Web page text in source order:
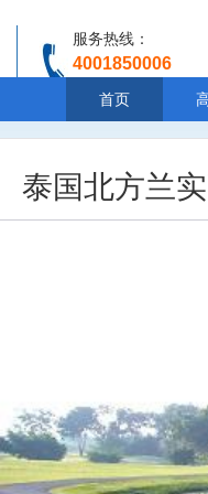
服务热线：
4001850006
首页
泰国北方兰